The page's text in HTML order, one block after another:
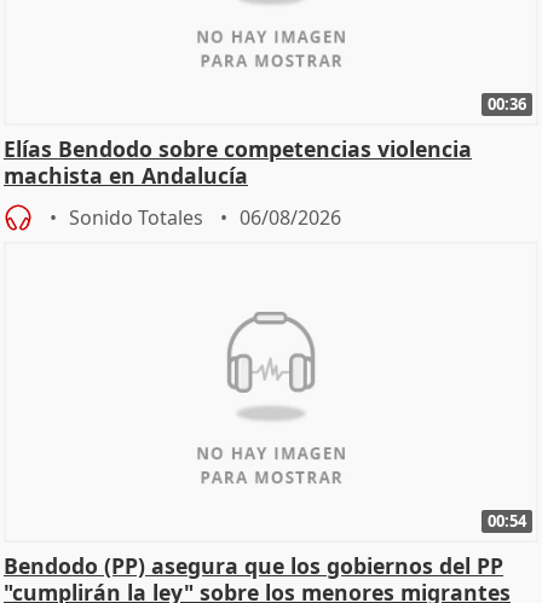
00:36
Elías Bendodo sobre competencias violencia
machista en Andalucía
Sonido Totales 06/08/2026
00:54
Bendodo (PP) asegura que los gobiernos del PP
"cumplirán la ley" sobre los menores migrantes